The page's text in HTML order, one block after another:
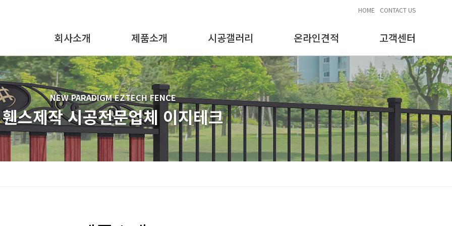
HOME CONTACT US
회사소개 제품소개 시공갤러리 온라인견적 고객센터
NEW PARADIGM EZTECH FENCE
휀스제작 시공전문업체 이지테크